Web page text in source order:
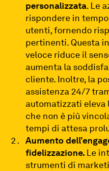
personalizzata. Le
rispondere in
utenti, fornendo
pertinenti. Questa
veloce riduce il
aumenta la
cliente. Inoltre, la
assistenza 24/7
automatizzati eleva
che non è più
tempi di attesa
Aumento
fidelizzazione. Le
strumenti di